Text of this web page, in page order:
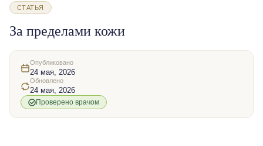
СТАТЬЯ
За пределами кожи
Опубликовано
24 мая, 2026
Обновлено
24 мая, 2026
Проверено врачом